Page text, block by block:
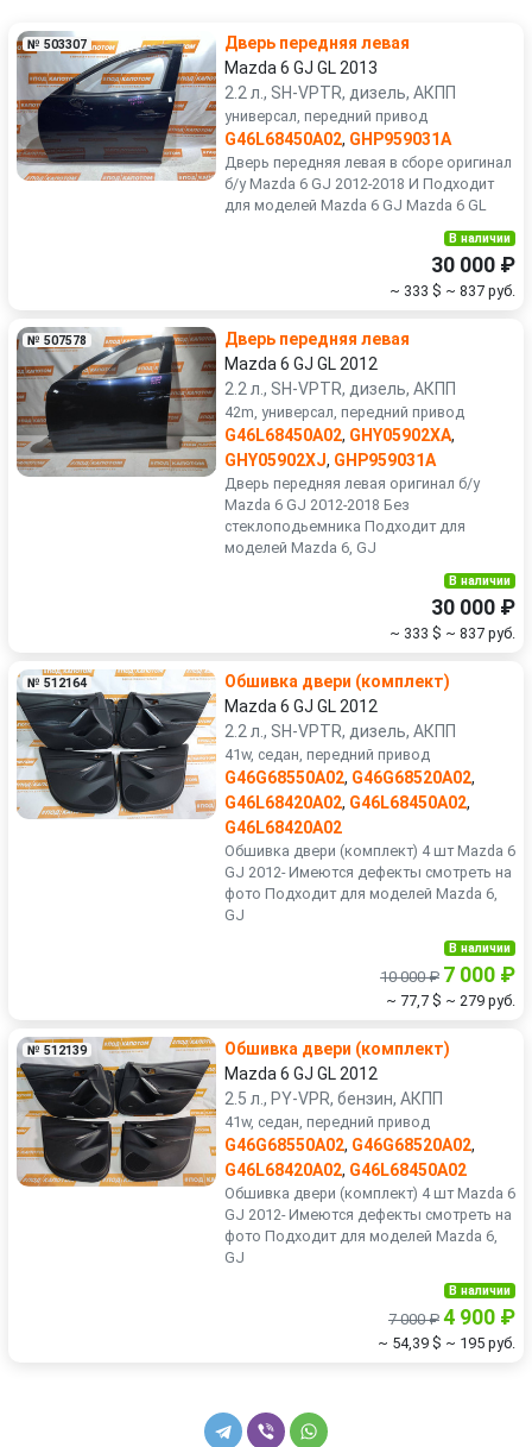
УАЗ
№ 503307
Дверь передняя левая
Mazda 6 GJ GL 2013
2.2 л., SH-VPTR, дизель, АКПП
универсал, передний привод
G46L68450A02, GHP959031A
Дверь передняя левая в сборе оригинал
б/у Mazda 6 GJ 2012-2018 И Подходит
для моделей Mazda 6 GJ Mazda 6 GL
В наличии
30 000 ₽
~ 333 $ ~ 837 руб.
№ 507578
Дверь передняя левая
Mazda 6 GJ GL 2012
2.2 л., SH-VPTR, дизель, АКПП
42m, универсал, передний привод
G46L68450A02, GHY05902XA,
GHY05902XJ, GHP959031A
Дверь передняя левая оригинал б/у
Mazda 6 GJ 2012-2018 Без
стеклоподьемника Подходит для
моделей Mazda 6, GJ
В наличии
30 000 ₽
~ 333 $ ~ 837 руб.
№ 512164
Обшивка двери (комплект)
Mazda 6 GJ GL 2012
2.2 л., SH-VPTR, дизель, АКПП
41w, седан, передний привод
G46G68550A02, G46G68520A02,
G46L68420A02, G46L68450A02,
G46L68420A02
Обшивка двери (комплект) 4 шт Mazda 6
GJ 2012- Имеются дефекты смотреть на
фото Подходит для моделей Mazda 6,
GJ
В наличии
10 000 ₽ 7 000 ₽
~ 77,7 $ ~ 279 руб.
№ 512139
Обшивка двери (комплект)
Mazda 6 GJ GL 2012
2.5 л., PY-VPR, бензин, АКПП
41w, седан, передний привод
G46G68550A02, G46G68520A02,
G46L68420A02, G46L68450A02
Обшивка двери (комплект) 4 шт Mazda 6
GJ 2012- Имеются дефекты смотреть на
фото Подходит для моделей Mazda 6,
GJ
В наличии
7 000 ₽ 4 900 ₽
~ 54,39 $ ~ 195 руб.